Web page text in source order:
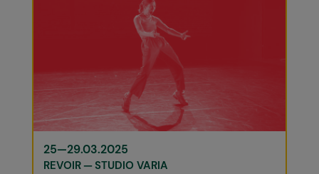
25—29.03.2025
REVOIR STUDIO VARIA